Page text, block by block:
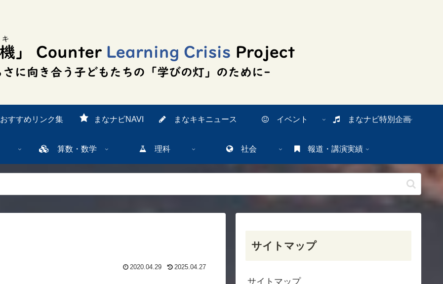
おすすめリンク集 まなナビNAVI まなキキニュース イベント まなナビ特別企画
算数・数学 理科 社会 報道・講演実績
2020.04.29 2025.04.27
サイトマップ
サイトマップ